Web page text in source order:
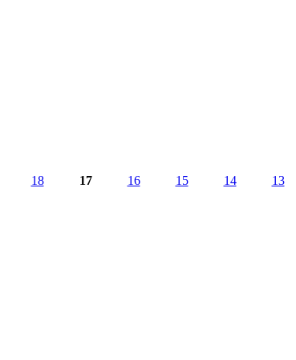
13
14
15
16
17
18